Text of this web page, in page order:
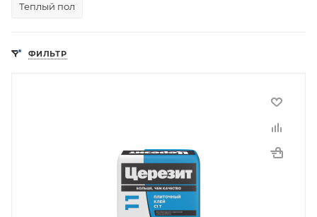
Теплый пол
ФИЛЬТР